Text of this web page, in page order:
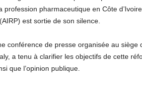
pharmaceutique en Côte
est sortie de son silence.
conférence de presse organisée au siège
a tenu à clarifier les objectifs de cette
que l’opinion publique.